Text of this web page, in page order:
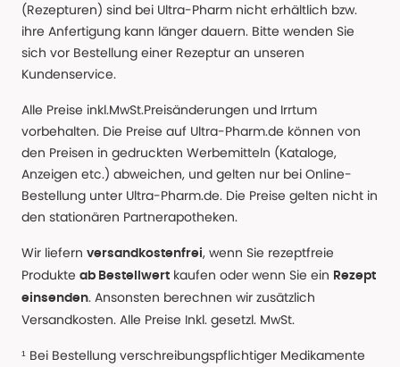
(Rezepturen) sind bei Ultra-Pharm nicht erhältlich bzw.
ihre Anfertigung kann länger dauern. Bitte wenden Sie
sich vor Bestellung einer Rezeptur an unseren
Kundenservice.
Alle Preise inkl.MwSt.Preisänderungen und Irrtum
vorbehalten. Die Preise auf Ultra-Pharm.de können von
den Preisen in gedruckten Werbemitteln (Kataloge,
Anzeigen etc.) abweichen, und gelten nur bei Online-
Bestellung unter Ultra-Pharm.de. Die Preise gelten nicht in
den stationären Partnerapotheken.
Wir liefern versandkostenfrei, wenn Sie rezeptfreie
Produkte ab Bestellwert kaufen oder wenn Sie ein Rezept
einsenden. Ansonsten berechnen wir zusätzlich
Versandkosten. Alle Preise Inkl. gesetzl. MwSt.
¹ Bei Bestellung verschreibungspflichtiger Medikamente